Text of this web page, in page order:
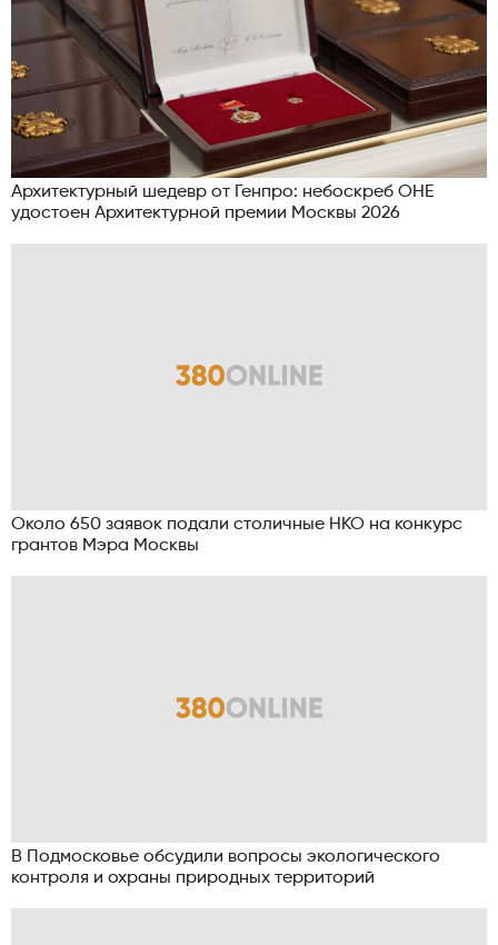
Архитектурный шедевр от Генпро: небоскреб ОНЕ
удостоен Архитектурной премии Москвы 2026
Около 650 заявок подали столичные НКО на конкурс
грантов Мэра Москвы
В Подмосковье обсудили вопросы экологического
контроля и охраны природных территорий